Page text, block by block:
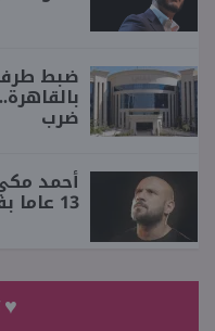
ضبط
ضرب
أحمد
13 عاما بفيلم فرصة سعيدة
♥